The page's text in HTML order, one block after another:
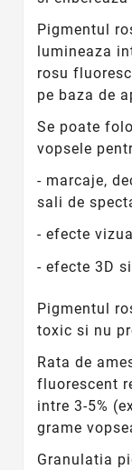
Pigmentul
lumineaza
rosu
pe baza de
Se poate
vopsele
- marcaje,
sali de
- efecte
- efecte 3D
Pigmentul
toxic si nu
Rata de
fluorescent
intre 3-5%
grame
Granulatia